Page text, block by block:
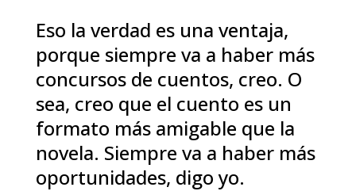
Eso la verdad es una ventaja,
porque siempre va a haber más
concursos de cuentos, creo. O
sea, creo que el cuento es un
formato más amigable que la
novela. Siempre va a haber más
oportunidades, digo yo.